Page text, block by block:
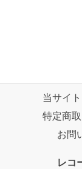
当サイ
特定商
お問
レコ